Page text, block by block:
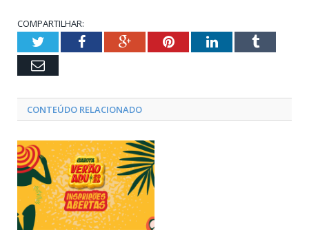
COMPARTILHAR:
TwitterFacebookGoogle+PinterestLinkedInTumblr
Email
CONTEÚDO RELACIONADO